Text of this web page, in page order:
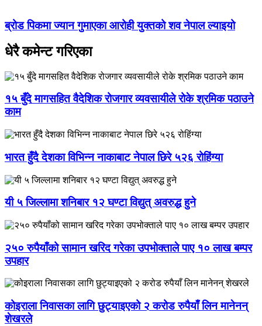
ब्रोड पिकमा ज्यान गुमाएका आरोही युक्तको शव नेपाल ल्याइयो
धेरै कमेन्ट गरिएका
१५ बुँदे मागसहित वैदेशिक रोजगार व्यवसायीले रोके श्रमिक पठाउने
काम
भारत हुँदै देशका विभिन्न नाकाबाट नेपाल छिरे ५२६ रोहिंग्या
यी ५ जिल्लामा शनिबार १२ घण्टा विद्युत् अवरुद्ध हुने
२५० रुपैयाँको सामान खरिद गरेका उपभोक्ताले पाए १० लाख बम्पर
उपहार
कोइराला निवासका लागि छुट्याइएको २ करोड रुपैयाँ लिन मानेनन्
शेखरले